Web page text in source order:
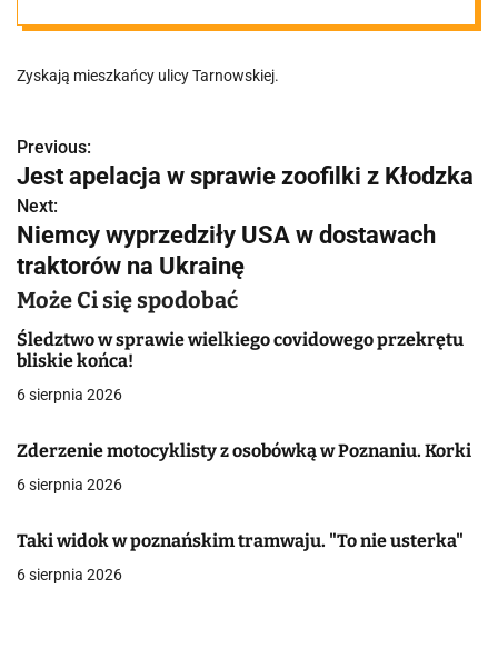
poznańskiej
ulicy. Powstaną
za ponad 0,5
miliona
Zyskają mieszkańcy ulicy Tarnowskiej.
N
a
w
i
g
a
c
j
a
w
p
Previous:
Jest apelacja w sprawie zoofilki z Kłodzka
Next:
Niemcy wyprzedziły USA w dostawach
traktorów na Ukrainę
Może Ci się spodobać
Śledztwo w sprawie wielkiego covidowego przekrętu
bliskie końca!
6 sierpnia 2026
Zderzenie motocyklisty z osobówką w Poznaniu. Korki
6 sierpnia 2026
Taki widok w poznańskim tramwaju. "To nie usterka"
6 sierpnia 2026